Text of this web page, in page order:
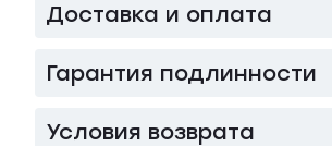
Доставка и оплата
Гарантия подлинности
Условия возврата